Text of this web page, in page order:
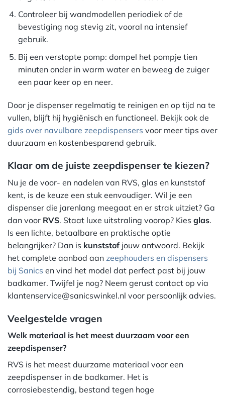
Controleer bij wandmodellen periodiek of de
bevestiging nog stevig zit, vooral na intensief
gebruik.
Bij een verstopte pomp: dompel het pompje tien
minuten onder in warm water en beweeg de zuiger
een paar keer op en neer.
Door je dispenser regelmatig te reinigen en op tijd na te
vullen, blijft hij hygiënisch en functioneel. Bekijk ook de
gids over navulbare zeepdispensers voor meer tips over
duurzaam en kostenbesparend gebruik.
Klaar om de juiste zeepdispenser te kiezen?
Nu je de voor- en nadelen van RVS, glas en kunststof
kent, is de keuze een stuk eenvoudiger. Wil je een
dispenser die jarenlang meegaat en er strak uitziet? Ga
dan voor RVS. Staat luxe uitstraling voorop? Kies glas.
Is een lichte, betaalbare en praktische optie
belangrijker? Dan is kunststof jouw antwoord. Bekijk
het complete aanbod aan zeephouders en dispensers
bij Sanics en vind het model dat perfect past bij jouw
badkamer. Twijfel je nog? Neem gerust contact op via
klantenservice@sanicswinkel.nl voor persoonlijk advies.
Veelgestelde vragen
Welk materiaal is het meest duurzaam voor een
zeepdispenser?
RVS is het meest duurzame materiaal voor een
zeepdispenser in de badkamer. Het is
corrosiebestendig, bestand tegen hoge